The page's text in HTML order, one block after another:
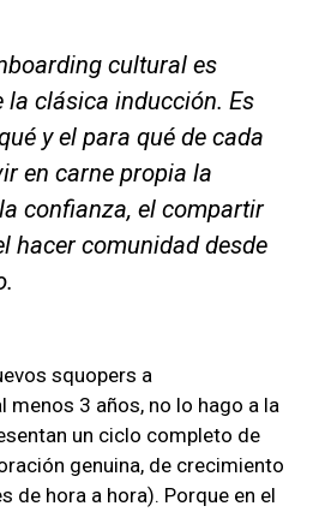
cultural es
la clásica inducción. Es
y el para qué de cada
en carne propia la
confianza, el compartir
hacer comunidad desde
squopers a
menos 3 años, no lo hago a la
un ciclo completo de
genuina, de crecimiento
de hora a hora). Porque en el